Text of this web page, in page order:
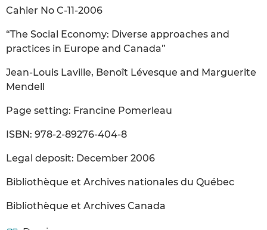
Cahier No C-11-2006
“The Social Economy: Diverse approaches and
practices in Europe and Canada”
Jean-Louis Laville, Benoît Lévesque and Marguerite
Mendell
Page setting: Francine Pomerleau
ISBN: 978-2-89276-404-8
Legal deposit: December 2006
Bibliothèque et Archives nationales du Québec
Bibliothèque et Archives Canada